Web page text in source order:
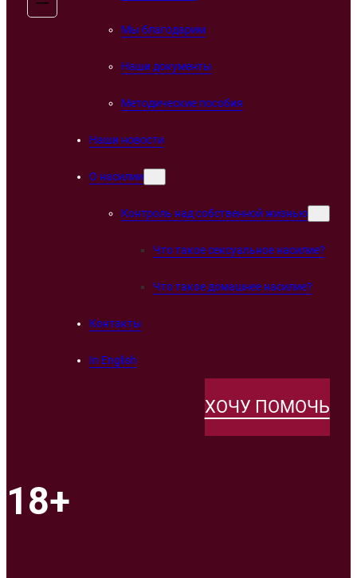
Мы благодарим
Наши документы
Методические пособия
Наши новости
О насилии
Контроль над собственной жизнью
Что такое сексуальное насилие?
Что такое домашнее насилие?
Контакты
In English
ХОЧУ ПОМОЧЬ
18+